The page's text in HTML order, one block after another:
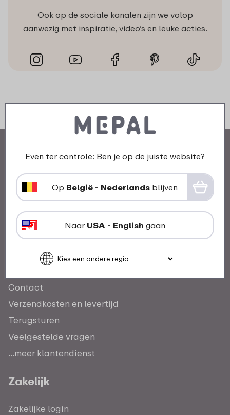
Ook op de sociale kanalen zijn we volop
aanwezig met inspiratie, video’s en leuke acties.
Ons verhaal
Mepal en duurzaamheid
Awards
Klantendienst
Contact
Verzendkosten en levertijd
Terugsturen
Veelgestelde vragen
...meer klantendienst
Zakelijk
Zakelijke login
Even ter controle: Ben je op de juiste website?
Op België - Nederlands blijven
Naar USA - English gaan